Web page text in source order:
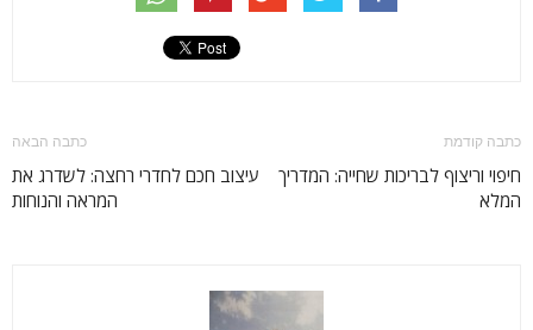
כתבה קודמת
חיפוי וריצוף לבריכות שחייה: המדריך
המלא
כתבה הבאה
עיצוב חכם לחדרי רחצה: לשדרג את
המראה והנוחות